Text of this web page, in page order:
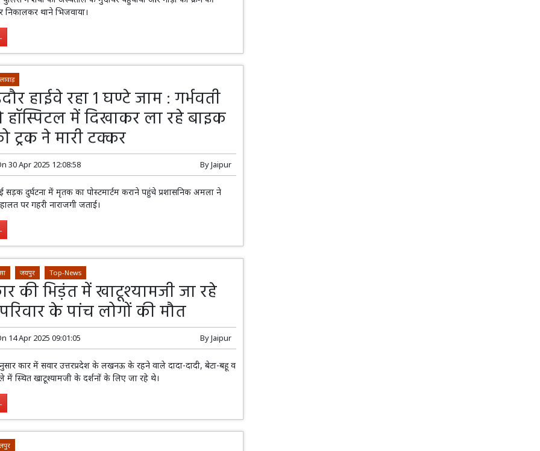
निकालकर थाने भिजवाया।
हाईवे रहा 1 घण्टे जाम : गर्भवती
हॉस्पिटल में दिखाकर ला रहे बाइक
ट्रक ने मारी टक्कर
30 Apr 2025 12:08:58 ByJaipur
सड़क दुर्घटना में मृतक का पोस्टमार्टम कराने पहुंचे प्रशासनिक अमला ने
पर गहरी नाराजगी जताई।
जयपुर Top-News
की भिड़ंत में खाटूश्यामजी जा रहे
के पांच लोगों की मौत
14 Apr 2025 09:01:05 ByJaipur
कार में सवार उत्तरप्रदेश के लखनऊ के रहने वाले दादा-दादी, बेटा-बहू व
में स्थित खाटूश्यामजी के दर्शनों के लिए जा रहे थे।